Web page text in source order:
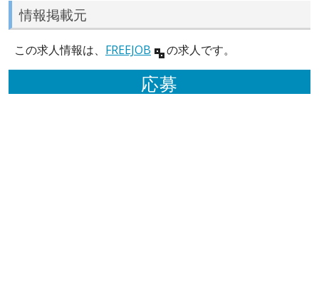
情報掲載元
この求人情報は、 FREEJOB の求人です。
応募